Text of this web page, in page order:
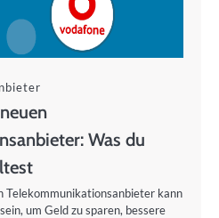
Was du
Telekommunikationsanbieter kann
um Geld zu sparen, bessere